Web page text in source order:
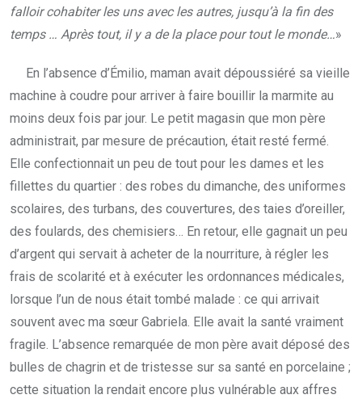
falloir cohabiter les uns avec les autres, jusqu’à la fin des
temps … Après tout, il y a de la place pour tout le monde…»
En l’absence d’Émilio, maman avait dépoussiéré sa vieille
machine à coudre pour arriver à faire bouillir la marmite au
moins deux fois par jour. Le petit magasin que mon père
administrait, par mesure de précaution, était resté fermé.
Elle confectionnait un peu de tout pour les dames et les
fillettes du quartier : des robes du dimanche, des uniformes
scolaires, des turbans, des couvertures, des taies d’oreiller,
des foulards, des chemisiers… En retour, elle gagnait un peu
d’argent qui servait à acheter de la nourriture, à régler les
frais de scolarité et à exécuter les ordonnances médicales,
lorsque l’un de nous était tombé malade : ce qui arrivait
souvent avec ma sœur Gabriela. Elle avait la santé vraiment
fragile. L’absence remarquée de mon père avait déposé des
bulles de chagrin et de tristesse sur sa santé en porcelaine ;
cette situation la rendait encore plus vulnérable aux affres